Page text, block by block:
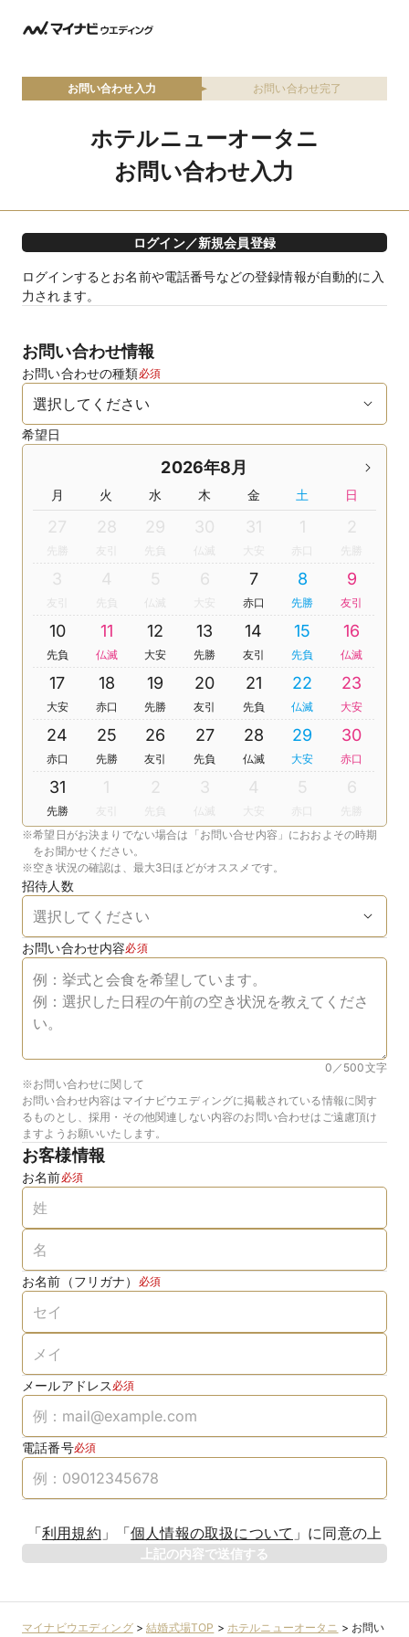
お問い合わせ入力 お問い合わせ完了
ホテルニューオータニ
お問い合わせ入力
ログイン／新規会員登録
ログインするとお名前や電話番号などの登録情報が自動的に入
力されます。
お問い合わせ情報
お問い合わせの種類必須
希望日
2026年8月
月 火 水 木 金 土 日
27 28
友引
29
先負
30
仏滅
31
大安
1 2
3
友引
4
先負
5
仏滅
6
大安
7
赤口
8
先勝
9
友引
10
先負
11
仏滅
12
大安
13
先勝
14
友引
15
先負
16
仏滅
17
大安
18
赤口
19
先勝
20
友引
21
先負
22
仏滅
23
大安
24
赤口
25
先勝
26
友引
27
先負
28
仏滅
29
大安
30
赤口
31
先勝
1
友引
2
先負
3
仏滅
4
大安
5 6
※希望日がお決まりでない場合は「お問い合せ内容」におおよその時期
をお聞かせください。
※空き状況の確認は、最大3日ほどがオススメです。
招待人数
お問い合わせ内容必須
0／500文字
※お問い合わせに関して
お問い合わせ内容はマイナビウエディングに掲載されている情報に関す
るものとし、採用・その他関連しない内容のお問い合わせはご遠慮頂け
ますようお願いいたします。
お客様情報
お名前必須
お名前（フリガナ） 必須
メールアドレス 必須
電話番号必須
「利用規約 」 「個人情報の取扱について 」 に同意の上
上記の内容で送信する
マイナビウエディング>結婚式場TOP > ホテルニューオータニ > お問い